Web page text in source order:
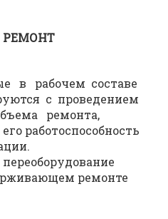
в рабочем составе
с проведением
ремонта,
работоспособность
ремонте